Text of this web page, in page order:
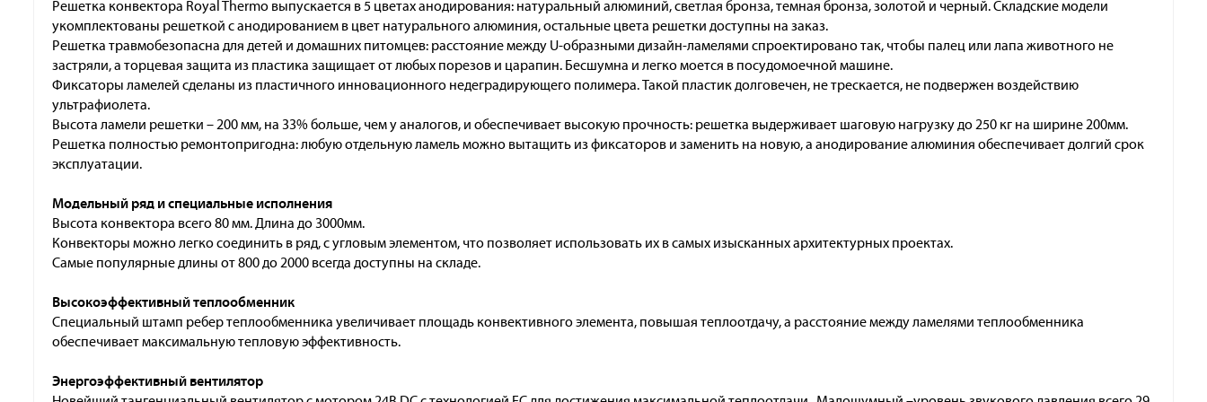
Решетка конвектора Royal Thermo выпускается в 5 цветах анодирования: натуральный алюминий, светлая бронза, темная бронза, золотой и черный. Складские модели
укомплектованы решеткой с анодированием в цвет натурального алюминия, остальные цвета решетки доступны на заказ.
Решетка травмобезопасна для детей и домашних питомцев: расстояние между U-образными дизайн-ламелями спроектировано так, чтобы палец или лапа животного не
застряли, а торцевая защита из пластика защищает от любых порезов и царапин. Бесшумна и легко моется в посудомоечной машине.
Фиксаторы ламелей сделаны из пластичного инновационного недеградирующего полимера. Такой пластик долговечен, не трескается, не подвержен воздействию
ультрафиолета.
Высота ламели решетки – 200 мм, на 33% больше, чем у аналогов, и обеспечивает высокую прочность: решетка выдерживает шаговую нагрузку до 250 кг на ширине 200мм.
Решетка полностью ремонтопригодна: любую отдельную ламель можно вытащить из фиксаторов и заменить на новую, а анодирование алюминия обеспечивает долгий срок
эксплуатации.
Модельный ряд и специальные исполнения
Высота конвектора всего 80 мм. Длина до 3000мм.
Конвекторы можно легко соединить в ряд, с угловым элементом, что позволяет использовать их в самых изысканных архитектурных проектах.
Самые популярные длины от 800 до 2000 всегда доступны на складе.
Высокоэффективный теплообменник
Специальный штамп ребер теплообменника увеличивает площадь конвективного элемента, повышая теплоотдачу, а расстояние между ламелями теплообменника
обеспечивает максимальную тепловую эффективность.
Энергоэффективный вентилятор